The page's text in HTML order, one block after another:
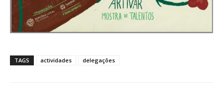
TAGS actividades delegações